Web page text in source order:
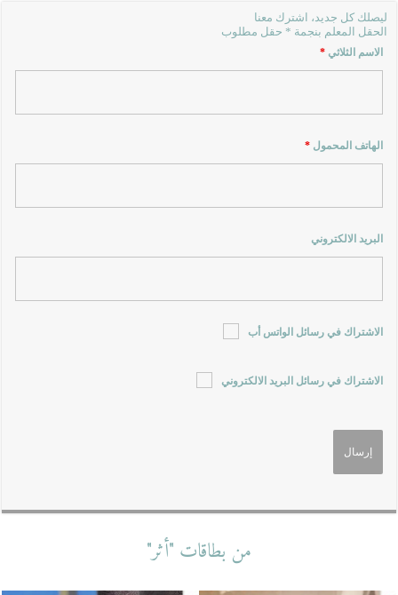
ليصلك كل جديد، اشترك معنا
الحقل المعلم بنجمة * حقل مطلوب
الاسم الثلاثي*
الهاتف المحمول*
البريد الالكتروني
الاشتراك في رسائل الواتس أب
الاشتراك في رسائل البريد الالكتروني
من بطاقات "أثر"